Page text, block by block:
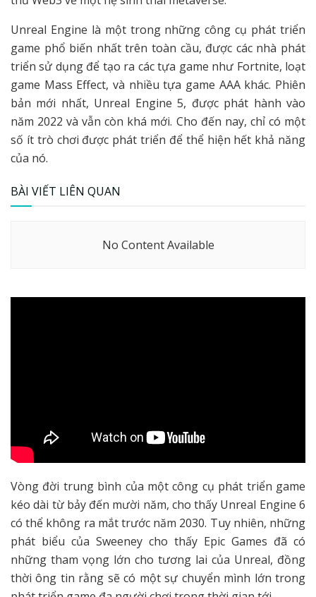
Unreal Engine là một trong những công cụ phát triển
game phổ biến nhất trên toàn cầu, được các nhà phát
triển sử dụng để tạo ra các tựa game như Fortnite, loạt
game Mass Effect, và nhiều tựa game AAA khác. Phiên
bản mới nhất, Unreal Engine 5, được phát hành vào
năm 2022 và vẫn còn khá mới. Cho đến nay, chỉ có một
số ít trò chơi được phát triển để thể hiện hết khả năng
của nó.
BÀI VIẾT LIÊN QUAN
No Content Available
Vòng đời trung bình của một công cụ phát triển game
kéo dài từ bảy đến mười năm, cho thấy Unreal Engine 6
có thể không ra mắt trước năm 2030. Tuy nhiên, những
phát biểu của Sweeney cho thấy Epic Games đã có
những tham vọng lớn cho tương lai của Unreal, đồng
thời ông tin rằng sẽ có một sự chuyển mình lớn trong